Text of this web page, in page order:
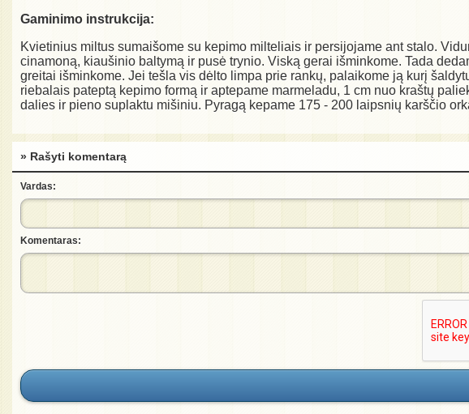
Gaminimo instrukcija:
Kvietinius miltus sumaišome su kepimo milteliais ir persijojame ant stalo.
cinamoną, kiaušinio baltymą ir pusė trynio. Viską gerai išminkome. Tada
greitai išminkome. Jei tešla vis dėlto limpa prie rankų, palaikome ją kurį
riebalais pateptą kepimo formą ir aptepame marmeladu, 1 cm nuo kraštų
dalies ir pieno suplaktu mišiniu. Pyragą kepame 175 - 200 laipsnių karščio
» Rašyti komentarą
Vardas:
Komentaras: